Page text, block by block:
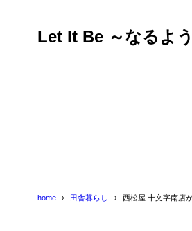
Let It Be ～なるよ
home 田舎暮らし 西松屋 十文字南店